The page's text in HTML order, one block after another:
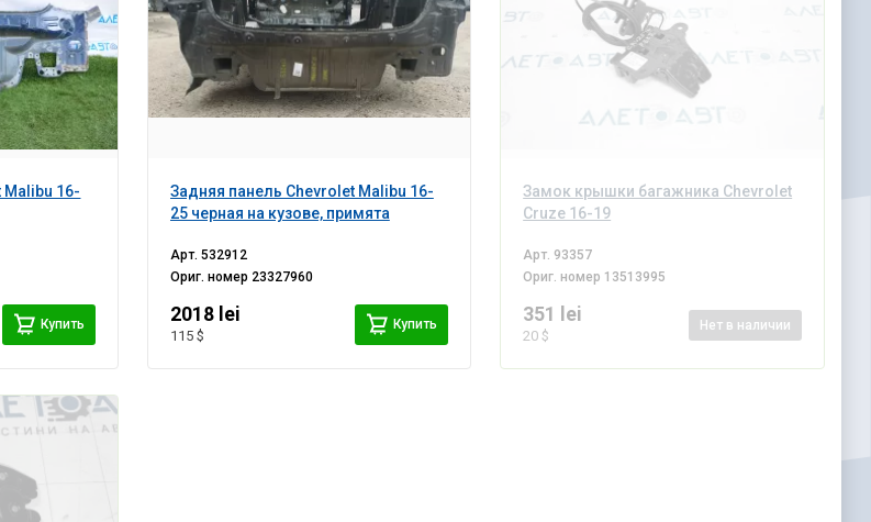
Malibu 16-
Купить
Задняя панель Chevrolet Malibu 16-
25 черная на кузове, примята
Арт. 532912
Ориг. номер 23327960
2018 lei
115 $
Купить
Замок крышки багажника Chevrolet
Cruze 16-19
Арт. 93357
Ориг. номер 13513995
351 lei
20 $
Нет в наличии